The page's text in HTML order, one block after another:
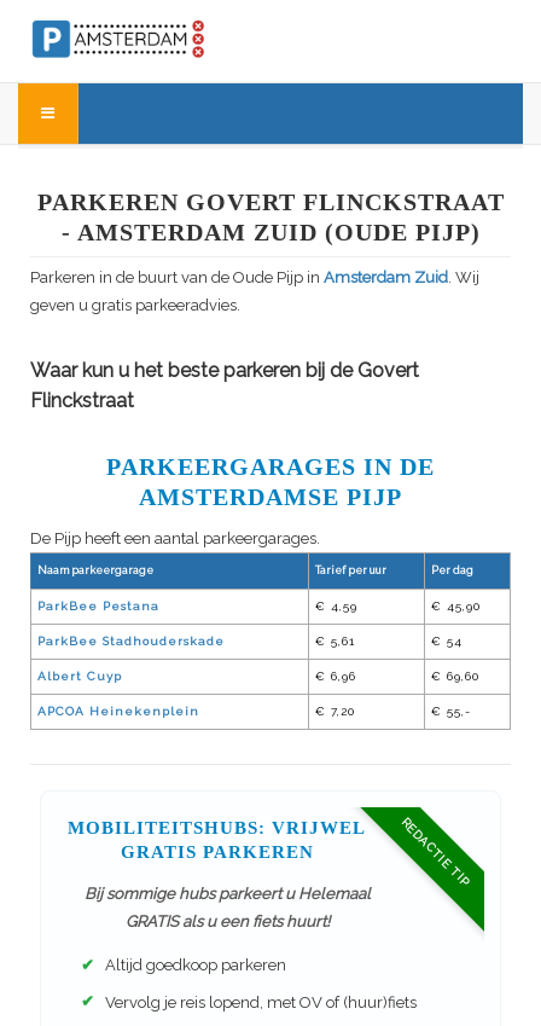
PARKEREN GOVERT FLINCKSTRAAT
- AMSTERDAM ZUID (OUDE PIJP)
Parkeren in de buurt van de Oude Pijp in Amsterdam Zuid. Wij
geven u gratis parkeeradvies.
Waar kun u het beste parkeren bij de Govert
Flinckstraat
PARKEERGARAGES IN DE
AMSTERDAMSE PIJP
De Pijp heeft een aantal parkeergarages.
Naam parkeergarage Tarief per uur Per dag
ParkBee Pestana € 4,59 € 45,90
ParkBee Stadhouderskade € 5,61 € 54
Albert Cuyp € 6,96 € 69,60
APCOA Heinekenplein € 7,20 € 55,-
REDACTIE TIP
MOBILITEITSHUBS: VRIJWEL
GRATIS PARKEREN
Bij sommige hubs parkeert u Helemaal
GRATIS als u een fiets huurt!
✔ Altijd goedkoop parkeren
✔ Vervolg je reis lopend, met OV of (huur)fiets